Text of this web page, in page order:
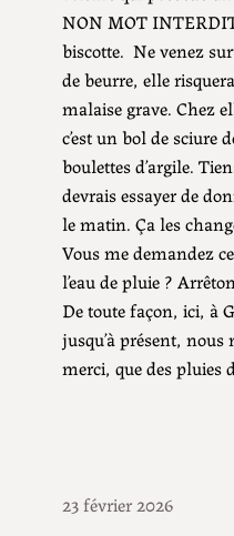
NON MOT
biscotte. Ne venez
de beurre, elle
malaise grave. Chez
c’est un bol de sciure
boulettes d’argile.
devrais essayer de
le matin. Ça les
Vous me demandez
l’eau de pluie ?
De toute façon, ici, à
jusqu’à présent, nous
merci, que des pluies
23 février 2026